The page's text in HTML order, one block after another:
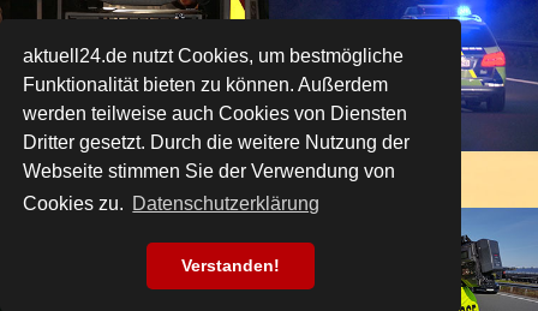
aktuell24.de nutzt Cookies, um bestmögliche
Funktionalität bieten zu können. Außerdem
werden teilweise auch Cookies von Diensten
Dritter gesetzt. Durch die weitere Nutzung der
Webseite stimmen Sie der Verwendung von
Cookies zu. Datenschutzerklärung
Verstanden!